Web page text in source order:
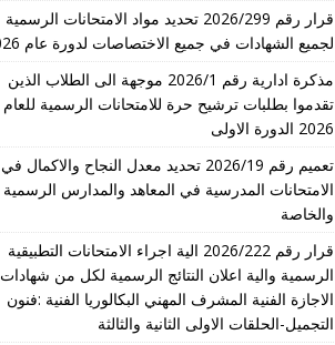
قرار رقم 2026/299 تحديد مواد الامتحانات الرسمية
لجميع الشهادات في جميع الاختصاصات لدورة عام 2026
مذكرة ادارية رقم 2026/1 موجهة الى الطلاب الذين
تقدموا بطلبات ترشيح حرة للامتحانات الرسمية للعام
2026 الدورة الاولى
تعميم رقم 2026/19 تحديد معدل النجاح والاكمال في
الامتحانات المدرسية في المعاهد والمدارس الرسمية
والخاصة
قرار رقم 2026/222 الية اجراء الامتحانات التطبيقية
الرسمية والية اعلان النتائج الرسمية لكل من شهادات
الاجازة الفنية المشرف المهني البكالوريا الفنية :فنون
التجميل-الحلقات الاولى الثانية والثالثة